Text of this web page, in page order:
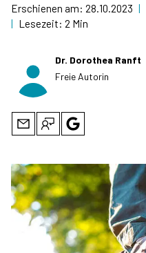
Erschienen am: 28.10.2023 |
| Lesezeit: 2 Min
Dr. Dorothea Ranft
Freie Autorin